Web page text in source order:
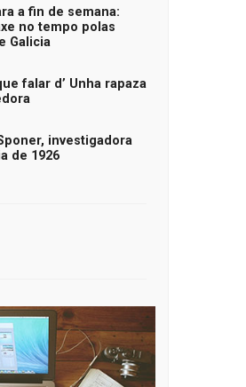
a fin de semana:
no tempo polas
Galicia
falar d’ Unha rapaza
investigadora
de 1926